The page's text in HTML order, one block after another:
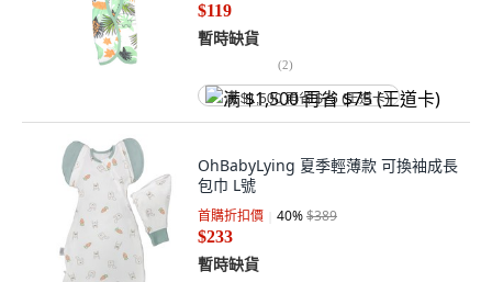
$119
暫時缺貨
(2)
满 $1,500 再省 $75 (王道卡)
OhBabyLying 夏季輕薄款 可換袖成長
包巾 L號
首購折扣價 40%$389
$233
暫時缺貨